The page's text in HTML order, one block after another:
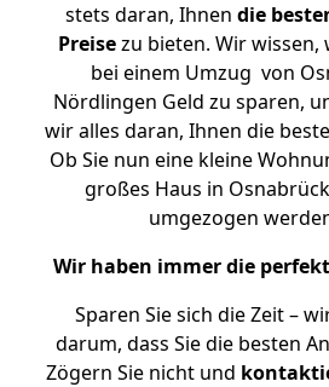
stets daran, Ihnen die
Preisezu bieten. Wir wissen,
bei einem Umzug von
Nördlingen Geld zu sparen,
wir alles daran, Ihnen die
Ob Sie nun eine kleine
großes Haus in
umgezogen
Wir haben immer die
Sparen Sie sich die Zeit –
darum, dass Sie die besten
Zögern Sie nicht und